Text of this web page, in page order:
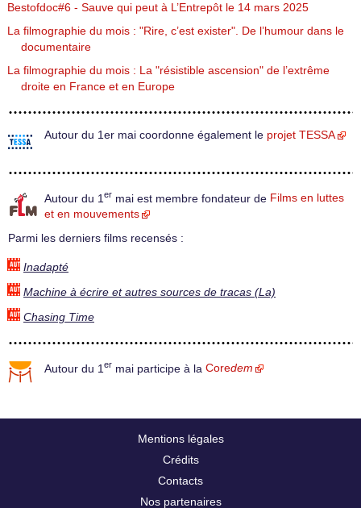
Bestofdoc#6 - Sauve qui peut à L’Entrepôt le 14 mars 2025
La filmographie du mois : "Rire, c’est exister". De l’humour dans le
documentaire
La filmographie du mois : La "résistible ascension" de l’extrême
droite en France et en Europe
Autour du 1er mai coordonne également le projet TESSA
Autour du 1 er mai est membre fondateur de Films en luttes
et en mouvements
Parmi les derniers films recensés :
Inadapté
Machine à écrire et autres sources de tracas (La)
Chasing Time
Autour du 1 er mai participe à la Coredem
Mentions légales
Crédits
Contacts
Nos partenaires